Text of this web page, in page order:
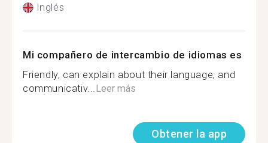
Inglés
Mi compañero de intercambio de idiomas es
Friendly, can explain about their language, and
communicativ...Leer más
Obtener la app